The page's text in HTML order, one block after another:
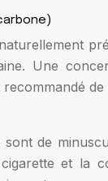
Une
recommandé
de
et la